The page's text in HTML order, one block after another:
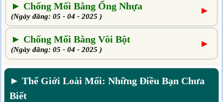
► Chống Mối Bằng Ống Nhựa
(Ngày đăng: 05 - 04 - 2025 )
►
► Chống Mối Bằng Vôi Bột
(Ngày đăng: 05 - 04 - 2025 )
►
► Thế Giới Loài Mối: Những Điều Bạn Chưa
Biết